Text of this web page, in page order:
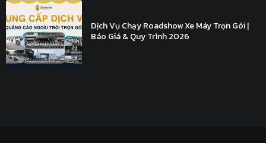
Dịch Vụ Chạy Roadshow Xe Máy Trọn Gói |
Báo Giá & Quy Trình 2026